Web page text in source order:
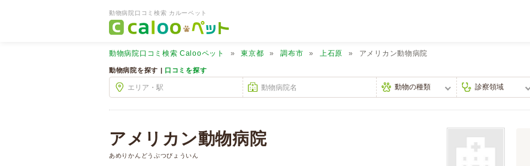
動物病院口コミ検索 カルーペット
動物病院口コミ検索 Calooペット 東京都 調布市 上石原 アメリカン動物病院
動物病院を探す | 口コミを探す
アメリカン動物病院
あめりかんどうぶつびょういん